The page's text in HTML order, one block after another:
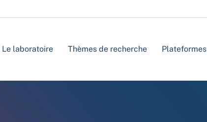
Le laboratoire Thèmes de recherche Plateformes